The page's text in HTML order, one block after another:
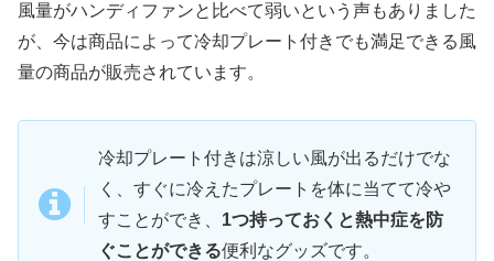
風量がハンディファンと比べて弱いという声もありました
が、今は商品によって冷却プレート付きでも満足できる風
量の商品が販売されています。
冷却プレート付きは涼しい風が出るだけでな
く、すぐに冷えたプレートを体に当てて冷や
すことができ、 1つ持っておくと熱中症を防
ぐことができる便利なグッズです。